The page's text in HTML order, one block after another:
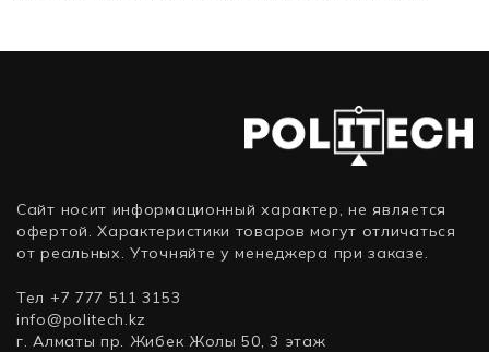
Сайт носит информационный характер, не является
офертой. Характеристики товаров могут отличаться
от реальных. Уточняйте у менеджера при заказе.
Тел +7 777 511 3153
info@politech.kz
г. Алматы пр. Жибек Жолы 50, 3 этаж